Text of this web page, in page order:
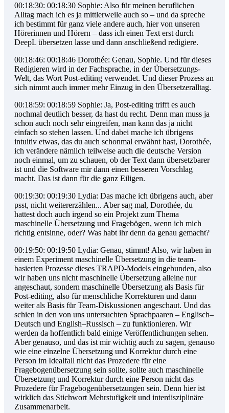
00:18:30: 00:18:30 Sophie: Also für meinen beruflichen
Alltag mach ich es ja mittlerweile auch so – und da spreche
ich bestimmt für ganz viele andere auch, hier von unseren
Hörerinnen und Hörern – dass ich einen Text erst durch
DeepL übersetzen lasse und dann anschließend redigiere.
00:18:46: 00:18:46 Dorothée: Genau, Sophie. Und für dieses
Redigieren wird in der Fachsprache, in der Übersetzungs-
Welt, das Wort Post-editing verwendet. Und dieser Prozess an
sich nimmt auch immer mehr Einzug in den Übersetzeralltag.
00:18:59: 00:18:59 Sophie: Ja, Post-editing trifft es auch
nochmal deutlich besser, da hast du recht. Denn man muss ja
schon auch noch sehr eingreifen, man kann das ja nicht
einfach so stehen lassen. Und dabei mache ich übrigens
intuitiv etwas, das du auch schonmal erwähnt hast, Dorothée,
ich verändere nämlich teilweise auch die deutsche Version
noch einmal, um zu schauen, ob der Text dann übersetzbarer
ist und die Software mir dann einen besseren Vorschlag
macht. Das ist dann für die ganz Eiligen.
00:19:30: 00:19:30 Lydia: Das mache ich übrigens auch, aber
psst, nicht weitererzählen... Aber sag mal, Dorothée, du
hattest doch auch irgend so ein Projekt zum Thema
maschinelle Übersetzung und Fragebögen, wenn ich mich
richtig entsinne, oder? Was habt ihr denn da genau gemacht?
00:19:50: 00:19:50 Lydia: Genau, stimmt! Also, wir haben in
einem Experiment maschinelle Übersetzung in die team-
basierten Prozesse dieses TRAPD-Models eingebunden, also
wir haben uns nicht maschinelle Übersetzung alleine nur
angeschaut, sondern maschinelle Übersetzung als Basis für
Post-editing, also für menschliche Korrekturen und dann
weiter als Basis für Team-Diskussionen angeschaut. Und das
schien in den von uns untersuchten Sprachpaaren – Englisch–
Deutsch und English–Russisch – zu funktionieren. Wir
werden da hoffentlich bald einige Veröffentlichungen sehen.
Aber genauso, und das ist mir wichtig auch zu sagen, genauso
wie eine einzelne Übersetzung und Korrektur durch eine
Person im Idealfall nicht das Prozedere für eine
Fragebogenübersetzung sein sollte, sollte auch maschinelle
Übersetzung und Korrektur durch eine Person nicht das
Prozedere für Fragebogenübersetzungen sein. Denn hier ist
wirklich das Stichwort Mehrstufigkeit und interdisziplinäre
Zusammenarbeit.